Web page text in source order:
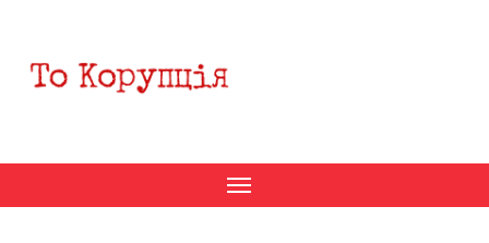
содержанию